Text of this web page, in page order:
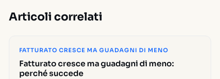
Articoli correlati
FATTURATO CRESCE MA GUADAGNI DI MENO
Fatturato cresce ma guadagni di meno:
perché succede